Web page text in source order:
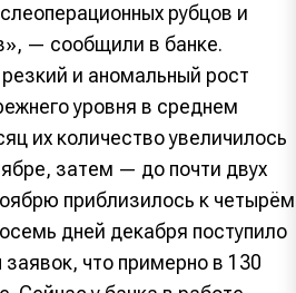
рубцов и
— сообщили в банке.
и аномальный рост
уровня в среднем
их количество увеличилось
затем — до почти двух
приблизилось к четырём
дней декабря поступило
что примерно в 130